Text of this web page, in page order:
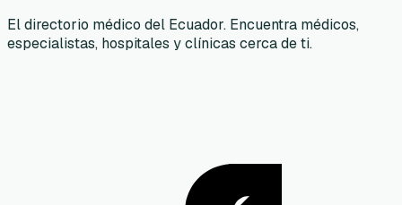
El directorio médico del Ecuador. Encuentra médicos,
especialistas, hospitales y clínicas cerca de ti.